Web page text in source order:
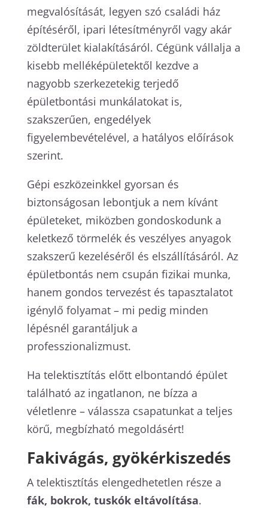
megvalósítását, legyen szó családi ház
építéséről, ipari létesítményről vagy akár
zöldterület kialakításáról. Cégünk vállalja a
kisebb melléképületektől kezdve a
nagyobb szerkezetekig terjedő
épületbontási munkálatokat is,
szakszerűen, engedélyek
figyelembevételével, a hatályos előírások
szerint.
Gépi eszközeinkkel gyorsan és
biztonságosan lebontjuk a nem kívánt
épületeket, miközben gondoskodunk a
keletkező törmelék és veszélyes anyagok
szakszerű kezeléséről és elszállításáról. Az
épületbontás nem csupán fizikai munka,
hanem gondos tervezést és tapasztalatot
igénylő folyamat – mi pedig minden
lépésnél garantáljuk a
professzionalizmust.
Ha telektisztítás előtt elbontandó épület
található az ingatlanon, ne bízza a
véletlenre – válassza csapatunkat a teljes
körű, megbízható megoldásért!
Fakivágás, gyökérkiszedés
A telektisztítás elengedhetetlen része a
fák, bokrok, tuskók eltávolítása.